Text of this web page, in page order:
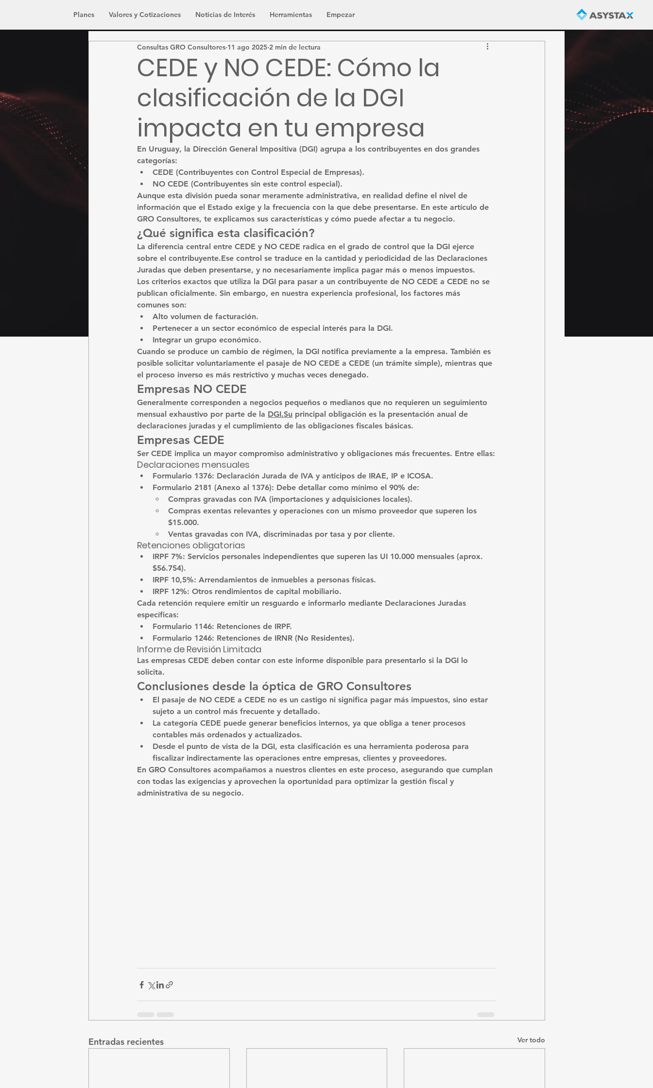
Planes Valores y Cotizaciones Noticias de Interés Herramientas Empezar
CEDE y NO CEDE: Cómo la
clasificación de la DGI
impacta en tu empresa
Consultas GRO Consultores 11 ago 2025 2 min de lectura
En Uruguay, la Dirección General Impositiva (DGI) agrupa a los contribuyentes en dos grandes
categorías:
CEDE (Contribuyentes con Control Especial de Empresas).
NO CEDE (Contribuyentes sin este control especial).
Aunque esta división pueda sonar meramente administrativa, en realidad define el nivel de
información que el Estado exige y la frecuencia con la que debe presentarse. En este artículo de
GRO Consultores, te explicamos sus características y cómo puede afectar a tu negocio.
¿Qué significa esta clasificación?
La diferencia central entre CEDE y NO CEDE radica en el grado de control que la DGI ejerce
sobre el contribuyente.Ese control se traduce en la cantidad y periodicidad de las Declaraciones
Juradas que deben presentarse, y no necesariamente implica pagar más o menos impuestos.
Los criterios exactos que utiliza la DGI para pasar a un contribuyente de NO CEDE a CEDE no se
publican oficialmente. Sin embargo, en nuestra experiencia profesional, los factores más
comunes son:
Alto volumen de facturación.
Pertenecer a un sector económico de especial interés para la DGI.
Integrar un grupo económico.
Cuando se produce un cambio de régimen, la DGI notifica previamente a la empresa. También es
posible solicitar voluntariamente el pasaje de NO CEDE a CEDE (un trámite simple), mientras que
el proceso inverso es más restrictivo y muchas veces denegado.
Empresas NO CEDE
Generalmente corresponden a negocios pequeños o medianos que no requieren un seguimiento
mensual exhaustivo por parte de la DGI.Su principal obligación es la presentación anual de
declaraciones juradas y el cumplimiento de las obligaciones fiscales básicas.
Empresas CEDE
Ser CEDE implica un mayor compromiso administrativo y obligaciones más frecuentes. Entre ellas:
Declaraciones mensuales
Formulario 1376: Declaración Jurada de IVA y anticipos de IRAE, IP e ICOSA.
Formulario 2181 (Anexo al 1376): Debe detallar como mínimo el 90% de:
Compras gravadas con IVA (importaciones y adquisiciones locales).
Compras exentas relevantes y operaciones con un mismo proveedor que superen los
$15.000.
Ventas gravadas con IVA, discriminadas por tasa y por cliente.
Retenciones obligatorias
IRPF 7%: Servicios personales independientes que superen las UI 10.000 mensuales (aprox.
$56.754).
IRPF 10,5%: Arrendamientos de inmuebles a personas físicas.
IRPF 12%: Otros rendimientos de capital mobiliario.
Cada retención requiere emitir un resguardo e informarlo mediante Declaraciones Juradas
específicas:
Formulario 1146: Retenciones de IRPF.
Formulario 1246: Retenciones de IRNR (No Residentes).
Informe de Revisión Limitada
Las empresas CEDE deben contar con este informe disponible para presentarlo si la DGI lo
solicita.
Conclusiones desde la óptica de GRO Consultores
El pasaje de NO CEDE a CEDE no es un castigo ni significa pagar más impuestos, sino estar
sujeto a un control más frecuente y detallado.
La categoría CEDE puede generar beneficios internos, ya que obliga a tener procesos
contables más ordenados y actualizados.
Desde el punto de vista de la DGI, esta clasificación es una herramienta poderosa para
fiscalizar indirectamente las operaciones entre empresas, clientes y proveedores.
En GRO Consultores acompañamos a nuestros clientes en este proceso, asegurando que cumplan
con todas las exigencias y aprovechen la oportunidad para optimizar la gestión fiscal y
administrativa de su negocio.
Entradas recientes Ver todo